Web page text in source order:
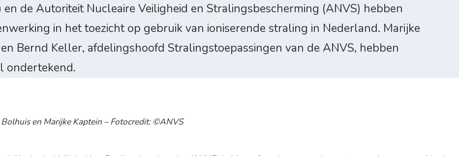
de Autoriteit Nucleaire Veiligheid en Stralingsbescherming (ANVS) hebben
in het toezicht op gebruik van ioniserende straling in Nederland. Marijke
Bernd Keller, afdelingshoofd Stralingstoepassingen van de ANVS, hebben
ondertekend.
en Marijke Kaptein – Fotocredit: ©ANVS